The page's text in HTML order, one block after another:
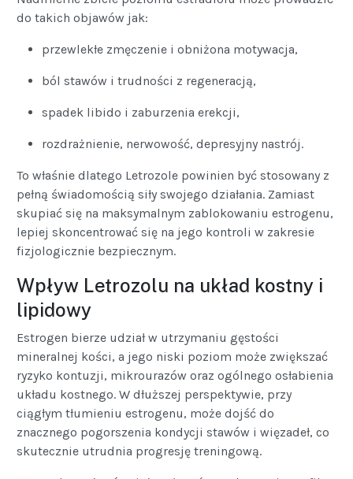
do takich objawów jak:
przewlekłe zmęczenie i obniżona motywacja,
ból stawów i trudności z regeneracją,
spadek libido i zaburzenia erekcji,
rozdrażnienie, nerwowość, depresyjny nastrój.
To właśnie dlatego Letrozole powinien być stosowany z
pełną świadomością siły swojego działania. Zamiast
skupiać się na maksymalnym zablokowaniu estrogenu,
lepiej skoncentrować się na jego kontroli w zakresie
fizjologicznie bezpiecznym.
Wpływ Letrozolu na układ kostny i
lipidowy
Estrogen bierze udział w utrzymaniu gęstości
mineralnej kości, a jego niski poziom może zwiększać
ryzyko kontuzji, mikrourazów oraz ogólnego osłabienia
układu kostnego. W dłuższej perspektywie, przy
ciągłym tłumieniu estrogenu, może dojść do
znacznego pogorszenia kondycji stawów i więzadeł, co
skutecznie utrudnia progresję treningową.